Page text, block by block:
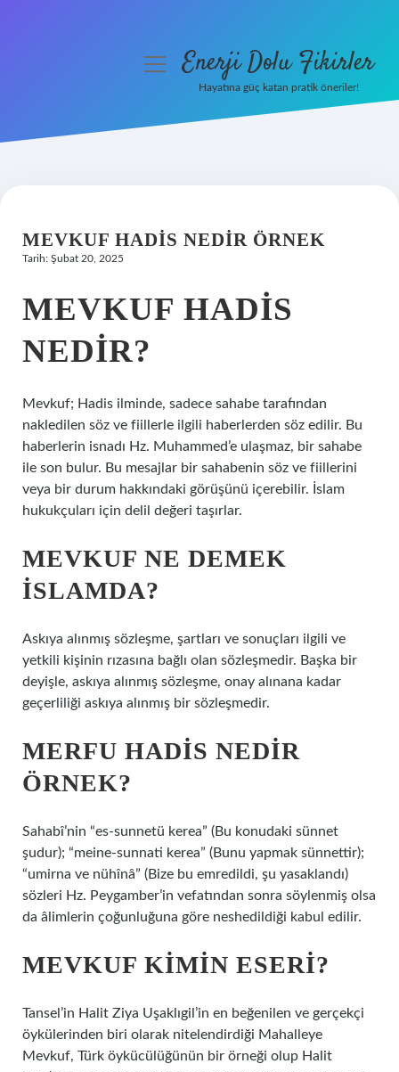
Hakkımızda
menüyüEnerji Dolu Fikirler
Hayatına güç katan pratik öneriler!
MEVKUF HADIS NEDIR ÖRNEK
Tarih: Şubat 20, 2025
MEVKUF HADIS
NEDIR?
Mevkuf; Hadis ilminde, sadece sahabe tarafından
nakledilen söz ve fiillerle ilgili haberlerden söz edilir. Bu
haberlerin isnadı Hz. Muhammed’e ulaşmaz, bir sahabe
ile son bulur. Bu mesajlar bir sahabenin söz ve fiillerini
veya bir durum hakkındaki görüşünü içerebilir. İslam
hukukçuları için delil değeri taşırlar.
MEVKUF NE DEMEK
ISLAMDA?
Askıya alınmış sözleşme, şartları ve sonuçları ilgili ve
yetkili kişinin rızasına bağlı olan sözleşmedir. Başka bir
deyişle, askıya alınmış sözleşme, onay alınana kadar
geçerliliği askıya alınmış bir sözleşmedir.
MERFU HADIS NEDIR
ÖRNEK?
Sahabî’nin “es-sunnetü kerea” (Bu konudaki sünnet
şudur); “meine-sunnati kerea” (Bunu yapmak sünnettir);
“umirna ve nühînâ” (Bize bu emredildi, şu yasaklandı)
sözleri Hz. Peygamber’in vefatından sonra söylenmiş olsa
da âlimlerin çoğunluğuna göre neshedildiği kabul edilir.
MEVKUF KIMIN ESERI?
Tansel’in Halit Ziya Uşaklıgil’in en beğenilen ve gerçekçi
öykülerinden biri olarak nitelendirdiği Mahalleye
Mevkuf, Türk öykücülüğünün bir örneği olup Halit